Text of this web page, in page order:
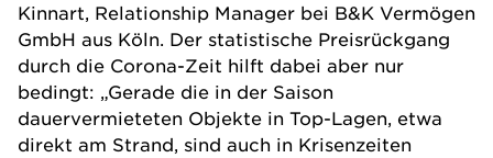
Kinnart, Relationship Manager bei B&K Vermögen
GmbH aus Köln. Der statistische Preisrückgang
durch die Corona-Zeit hilft dabei aber nur
bedingt: „Gerade die in der Saison
dauervermieteten Objekte in Top-Lagen, etwa
direkt am Strand, sind auch in Krisenzeiten